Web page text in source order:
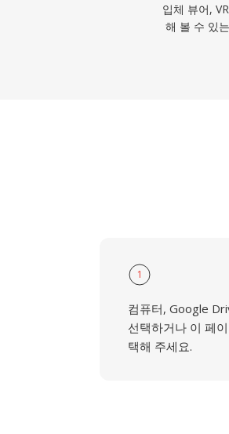
입체 뷰어,
해 볼 수 있
1
컴퓨터, Google
선택하거나 이 페
택해 주세요.